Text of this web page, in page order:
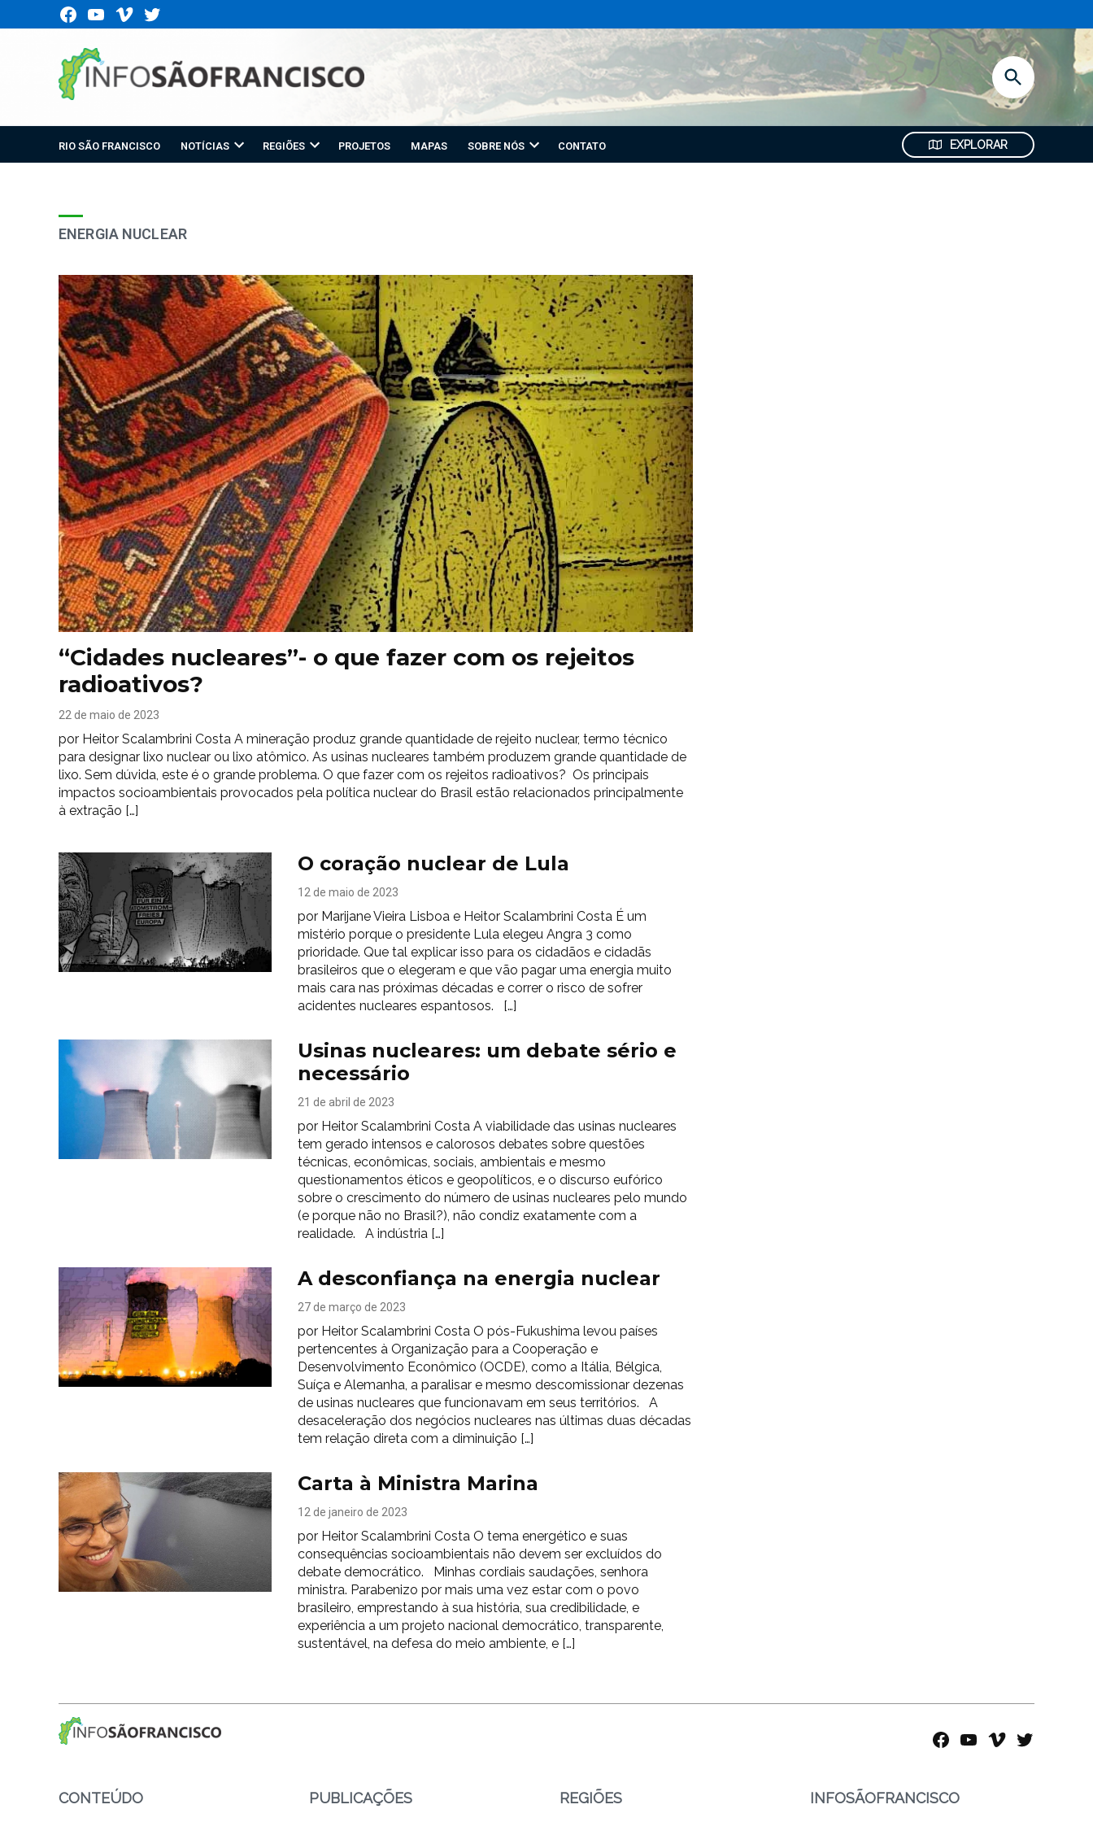
para
facebook
youtube
vimeotwitter
Abrir
Pesquisa
RIO SÃO FRANCISCO NOTÍCIAS REGIÕES PROJETOS MAPAS SOBRE NÓS CONTATO EXPLORAR
ENERGIA NUCLEAR
“Cidades nucleares”- o que fazer com os rejeitos
radioativos?
22 de maio de 2023
por Heitor Scalambrini Costa A mineração produz grande quantidade de rejeito nuclear, termo técnico
para designar lixo nuclear ou lixo atômico. As usinas nucleares também produzem grande quantidade de
lixo. Sem dúvida, este é o grande problema. O que fazer com os rejeitos radioativos? Os principais
impactos socioambientais provocados pela política nuclear do Brasil estão relacionados principalmente
à extração […]
O coração nuclear de Lula
12 de maio de 2023
por Marijane Vieira Lisboa e Heitor Scalambrini Costa É um
mistério porque o presidente Lula elegeu Angra 3 como
prioridade. Que tal explicar isso para os cidadãos e cidadãs
brasileiros que o elegeram e que vão pagar uma energia muito
mais cara nas próximas décadas e correr o risco de sofrer
acidentes nucleares espantosos. […]
Usinas nucleares: um debate sério e
necessário
21 de abril de 2023
por Heitor Scalambrini Costa A viabilidade das usinas nucleares
tem gerado intensos e calorosos debates sobre questões
técnicas, econômicas, sociais, ambientais e mesmo
questionamentos éticos e geopolíticos, e o discurso eufórico
sobre o crescimento do número de usinas nucleares pelo mundo
(e porque não no Brasil?), não condiz exatamente com a
realidade. A indústria […]
A desconfiança na energia nuclear
27 de março de 2023
por Heitor Scalambrini Costa O pós-Fukushima levou países
pertencentes à Organização para a Cooperação e
Desenvolvimento Econômico (OCDE), como a Itália, Bélgica,
Suíça e Alemanha, a paralisar e mesmo descomissionar dezenas
de usinas nucleares que funcionavam em seus territórios. A
desaceleração dos negócios nucleares nas últimas duas décadas
tem relação direta com a diminuição […]
Carta à Ministra Marina
12 de janeiro de 2023
por Heitor Scalambrini Costa O tema energético e suas
consequências socioambientais não devem ser excluídos do
debate democrático. Minhas cordiais saudações, senhora
ministra. Parabenizo por mais uma vez estar com o povo
brasileiro, emprestando à sua história, sua credibilidade, e
experiência a um projeto nacional democrático, transparente,
sustentável, na defesa do meio ambiente, e […]
facebook
youtube
vimeotwitter
CONTEÚDO PUBLICAÇÕES REGIÕES INFOSÃOFRANCISCO